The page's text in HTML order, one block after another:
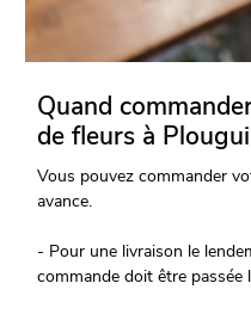
Quand
de fleurs à
Vous pouvez commander
avance.
- Pour une livraison le
commande doit être passée